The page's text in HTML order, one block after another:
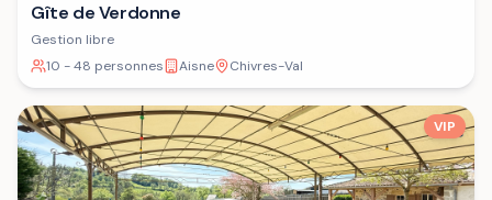
Gîte de Verdonne
Gestion libre
10 - 48 personnes
Aisne Chivres-Val
VIP